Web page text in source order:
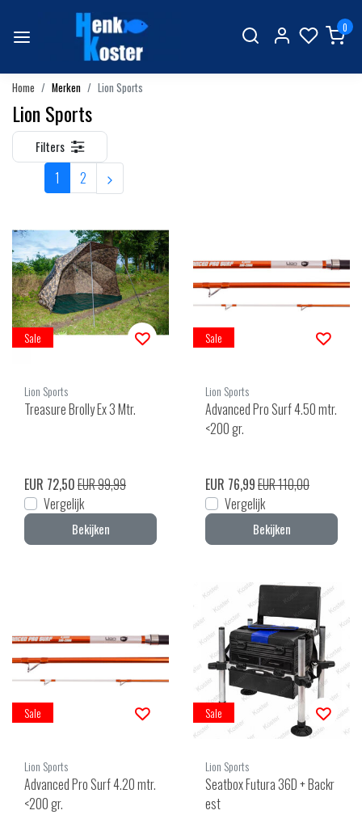
0
Home Merken Lion Sports
Lion Sports
Filters
1 2
Sale
Lion Sports
Treasure Brolly Ex 3 Mtr.
EUR 72,50EUR 99,99
Vergelijk
Bekijken
Sale
Lion Sports
Advanced Pro Surf 4.50 mtr.
<200 gr.
EUR 76,99EUR 110,00
Vergelijk
Bekijken
Sale
Lion Sports
Advanced Pro Surf 4.20 mtr.
<200 gr.
Sale
Lion Sports
Seatbox Futura 36D + Backr
est